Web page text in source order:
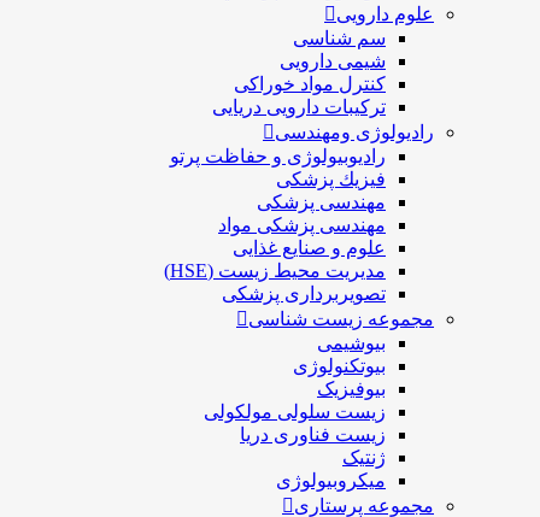
علوم دارویی
سم شناسی
شیمی دارویی
کنترل مواد خوراکی
ترکیبات دارویی دریایی
رادیولوژی ومهندسی
رادیوبیولوژی و حفاظت پرتو
فيزيك پزشکی
مهندسی پزشکی
مهندسی پزشکی مواد
علوم و صنايع غذایی
مدیریت محیط زیست (HSE)
تصویربرداری پزشکی
مجموعه زیست شناسی
بیوشیمی
بیوتکنولوژی
بیوفیزیک
زیست سلولی مولکولی
زیست فناوری دریا
میکروبیولوژی
مجموعه پرستاری